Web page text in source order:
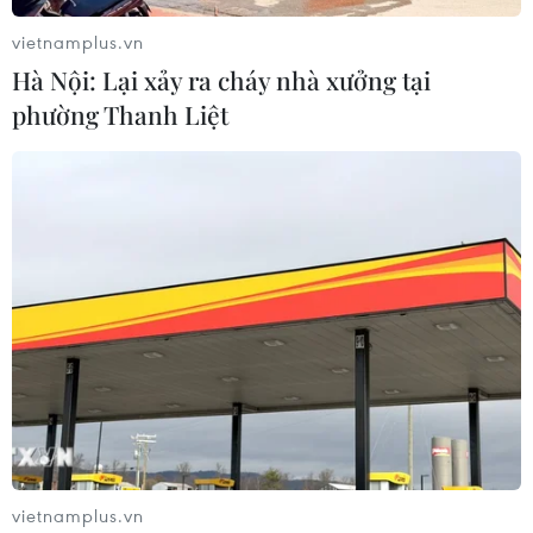
​BTS được vinh danh vì đóng góp trong
thúc đẩy quan hệ Hàn-Mỹ
08/10/2020 07:23
Trong 3 năm qua, BTS trở thành cái tên gây tiếng vang
lớn tại thị trường Mỹ và được giới yêu nhạc trẻ ở Xứ cờ
hoa nhiệt tình ủng hộ.
vietnamplus.vn
Hà Nội: Lại xảy ra cháy nhà xưởng tại
phường Thanh Liệt
vietnamplus.vn